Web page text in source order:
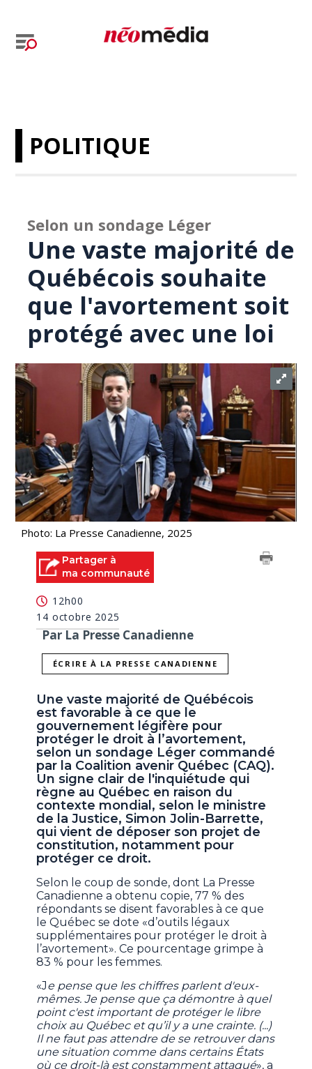
POLITIQUE
Selon un sondage Léger
Une vaste majorité de
Québécois souhaite
que l'avortement soit
protégé avec une loi
Photo: La Presse Canadienne, 2025
Partager à
ma communauté
12h00
14 octobre 2025
Par La Presse Canadienne
ÉCRIRE À LA PRESSE CANADIENNE
Une vaste majorité de Québécois
est favorable à ce que le
gouvernement légifère pour
protéger le droit à l’avortement,
selon un sondage Léger commandé
par la Coalition avenir Québec (CAQ).
Un signe clair de l'inquiétude qui
règne au Québec en raison du
contexte mondial, selon le ministre
de la Justice, Simon Jolin-Barrette,
qui vient de déposer son projet de
constitution, notamment pour
protéger ce droit.
Selon le coup de sonde, dont La Presse
Canadienne a obtenu copie, 77 % des
répondants se disent favorables à ce que
le Québec se dote «d’outils légaux
supplémentaires pour protéger le droit à
l’avortement». Ce pourcentage grimpe à
83 % pour les femmes.
«Je pense que les chiffres parlent d'eux-
mêmes. Je pense que ça démontre à quel
point c'est important de protéger le libre
choix au Québec et qu’il y a une crainte. (...)
Il ne faut pas attendre de se retrouver dans
une situation comme dans certains États
où ce droit-là est constamment attaqué», a